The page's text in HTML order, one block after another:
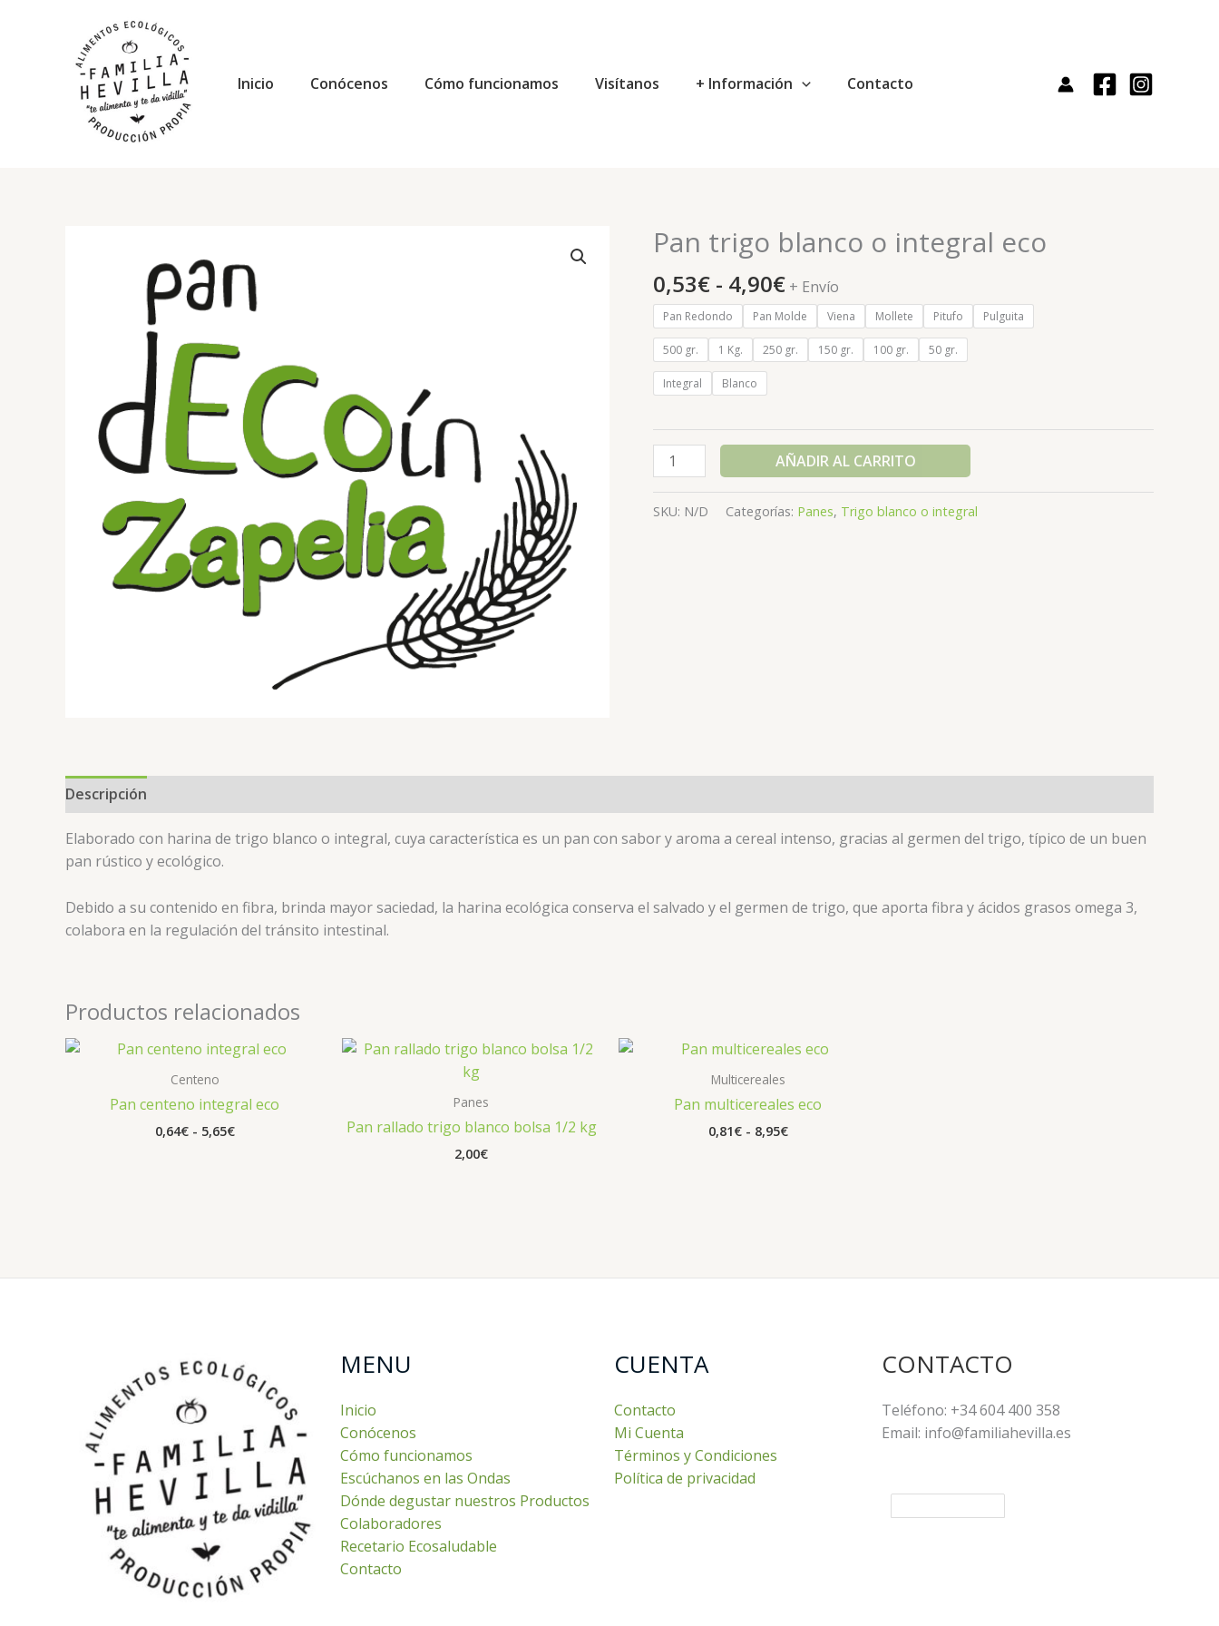
Inicio
Conócenos Cómo funcionamos Visítanos + Información Contacto
Pan trigo blanco o integral eco
0,53€ - 4,90€
Rango
de
precios:
desde
0,53€
hasta
4,90€
+ Envío
Pan Redondo Pan Molde Viena Mollete Pitufo Pulguita
500 gr. 1 Kg. 250 gr. 150 gr. 100 gr. 50 gr.
Integral Blanco
Pan
trigo
blanco
o
integral
eco
cantidad
AÑADIR AL CARRITO
SKU: N/D Categorías: Panes, Trigo blanco o integral
Descripción
Elaborado con harina de trigo blanco o integral, cuya característica es un pan con sabor y aroma a cereal intenso, gracias al germen del trigo, típico de un buen
pan rústico y ecológico.
Debido a su contenido en fibra, brinda mayor saciedad, la harina ecológica conserva el salvado y el germen de trigo, que aporta fibra y ácidos grasos omega 3,
colabora en la regulación del tránsito intestinal.
Productos relacionados
Centeno
Pan centeno integral eco
0,64€ - 5,65€
Rango
de
0,64€
hasta
Panes
Pan rallado trigo blanco bolsa 1/2 kg
2,00€
Multicereales
Pan multicereales eco
0,81€ - 8,95€
Rango
0,81€
hasta
MENU
Inicio
Conócenos
Cómo funcionamos
Escúchanos en las Ondas
Dónde degustar nuestros Productos
Colaboradores
Recetario Ecosaludable
Contacto
CUENTA
Contacto
Mi Cuenta
Términos y Condiciones
Política de privacidad
CONTACTO
Teléfono: +34 604 400 358
Email: info@familiahevilla.es